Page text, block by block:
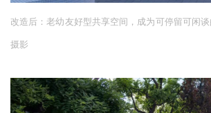
改造后：老幼友好型共享空间，成为可停留可闲
摄影